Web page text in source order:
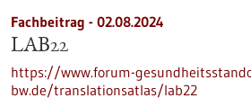
Fachbeitrag - 02.08.2024
LAB22
https://www.forum-
bw.de/translationsatlas/lab22